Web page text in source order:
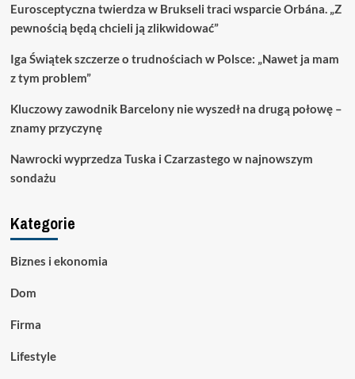
Eurosceptyczna twierdza w Brukseli traci wsparcie Orbána. „Z
pewnością będą chcieli ją zlikwidować”
Iga Świątek szczerze o trudnościach w Polsce: „Nawet ja mam
z tym problem”
Kluczowy zawodnik Barcelony nie wyszedł na drugą połowę –
znamy przyczynę
Nawrocki wyprzedza Tuska i Czarzastego w najnowszym
sondażu
Kategorie
Biznes i ekonomia
Dom
Firma
Lifestyle